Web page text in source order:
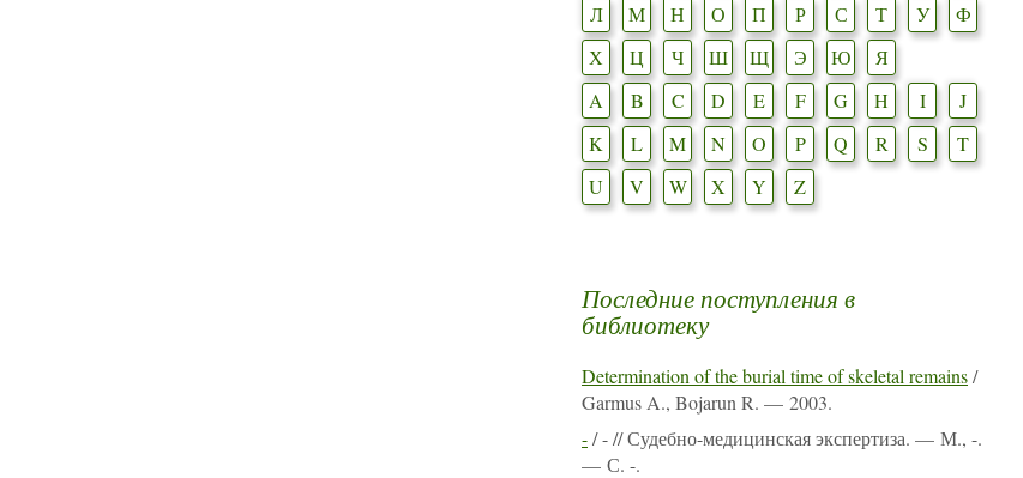
Л
М Н О П Р С Т У
Ф
Х
Ц Ч Ш Щ Э Ю
Я
A
B C D E F G H I
J
K
L M N O P Q R S
T
U
V W X Y Z
Последние поступления в
библиотеку
Determination of the burial time of skeletal remains/
Garmus A., Bojarun R. — 2003.
-/ - // Судебно-медицинская экспертиза. — М., -.
— С. -.